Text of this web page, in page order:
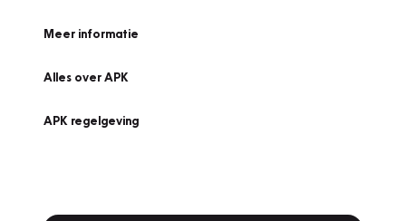
Meer informatie
Alles over APK
APK regelgeving